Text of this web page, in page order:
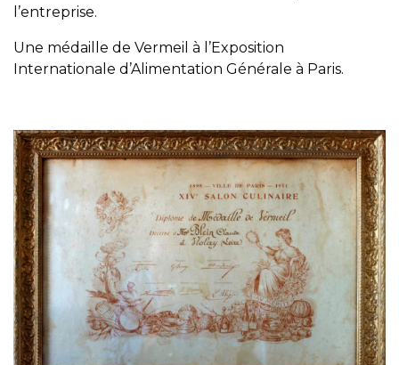
l’entreprise.
Une médaille de Vermeil à l’Exposition
Internationale d’Alimentation Générale à Paris.